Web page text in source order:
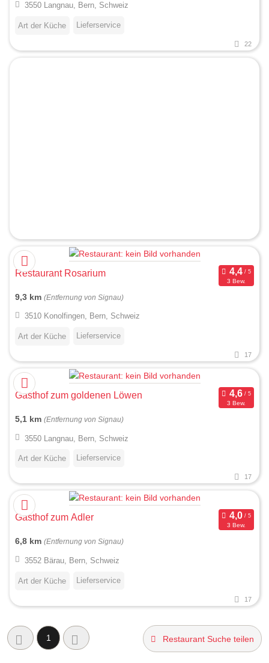
3550 Langnau, Bern, Schweiz
Art der Küche Lieferservice
22
Restaurant Rosarium
3 Bew.
9,3 km (Entfernung von Signau)
3510 Konolfingen, Bern, Schweiz
Art der Küche Lieferservice
17
Gasthof zum goldenen Löwen
3 Bew.
5,1 km (Entfernung von Signau)
3550 Langnau, Bern, Schweiz
Art der Küche Lieferservice
17
Gasthof zum Adler
3 Bew.
6,8 km (Entfernung von Signau)
3552 Bärau, Bern, Schweiz
Art der Küche Lieferservice
17
1 Restaurant Suche teilen